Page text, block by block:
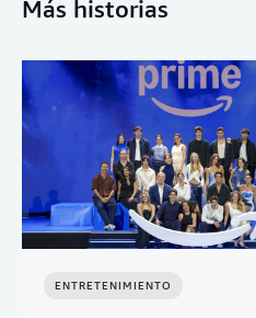
Más historias
ENTRETENIMIENTO